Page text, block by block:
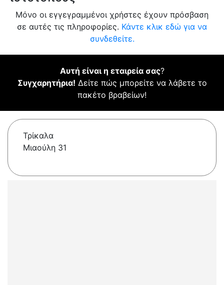
Μόνο οι εγγεγραμμένοι χρήστες έχουν πρόσβαση
σε αυτές τις πληροφορίες. Κάντε κλικ εδώ για να
συνδεθείτε.
Αυτή είναι η εταιρεία σας?
Συγχαρητήρια! Δείτε πώς μπορείτε να λάβετε το
πακέτο βραβείων!
Τρίκαλα
Μιαούλη 31